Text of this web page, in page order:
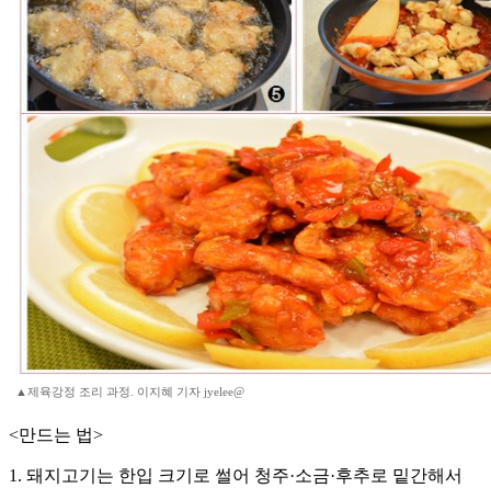
▲제육강정 조리 과정. 이지혜 기자 jyelee@
<만드는 법>
1. 돼지고기는 한입 크기로 썰어 청주·소금·후추로 밑간해서